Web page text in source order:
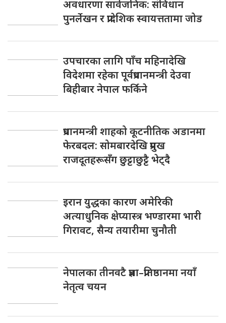
अवधारणा सार्वजनिक: संविधान
पुनर्लेखन र प्रादेशिक स्वायत्ततामा जोड
उपचारका लागि पाँच महिनादेखि
विदेशमा रहेका पूर्वप्रधानमन्त्री देउवा
बिहीबार नेपाल फर्किने
प्रधानमन्त्री शाहको कूटनीतिक अडानमा
फेरबदल: सोमबारदेखि प्रमुख
राजदूतहरूसँग छुट्टाछुट्टै भेट्दै
इरान युद्धका कारण अमेरिकी
अत्याधुनिक क्षेप्यास्त्र भण्डारमा भारी
गिरावट, सैन्य तयारीमा चुनौती
नेपालका तीनवटै प्रज्ञा–प्रतिष्ठानमा नयाँ
नेतृत्व चयन